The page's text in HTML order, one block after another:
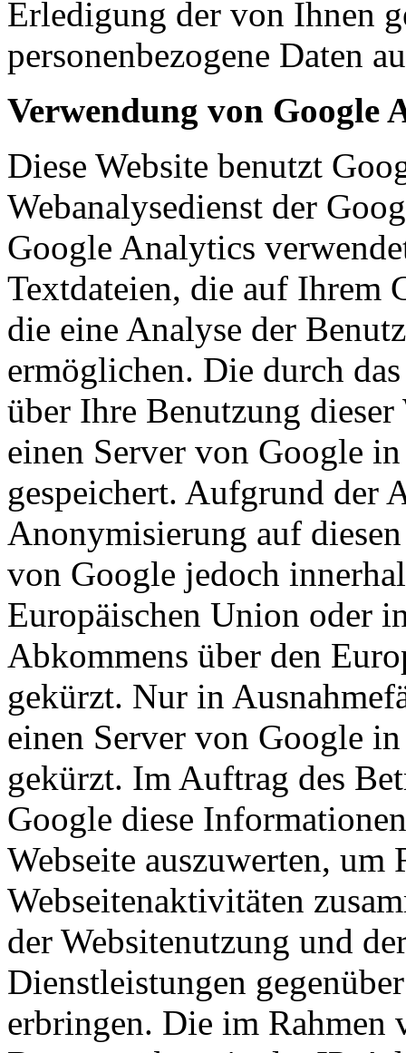
Erledigung der von Ihnen
personenbezogene Daten
Verwendung von Google
Diese Website benutzt
Webanalysedienst der
Google Analytics
Textdateien, die auf Ihrem
die eine Analyse der
ermöglichen. Die durch
über Ihre Benutzung
einen Server von Google
gespeichert. Aufgrund der
Anonymisierung auf
von Google jedoch
Europäischen Union oder
Abkommens über den
gekürzt. Nur in
einen Server von Google
gekürzt. Im Auftrag des
Google diese
Webseite auszuwerten, um
Webseitenaktivitäten
der Websitenutzung und
Dienstleistungen
erbringen. Die im